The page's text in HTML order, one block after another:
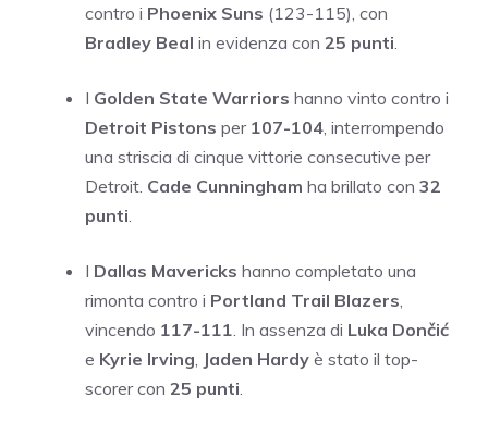
contro i Phoenix Suns (123-115), con
Bradley Beal in evidenza con 25 punti
I Golden State Warriors hanno vinto contro i
Detroit Pistons per 107-104 , interrompendo
una striscia di cinque vittorie consecutive per
Detroit. Cade Cunningham ha brillato con 32
punti
I Dallas Mavericks hanno completato una
rimonta contro i Portland Trail Blazers
vincendo 117-111 . In assenza di Luka Dončić
e Kyrie Irving Jaden Hardy è stato il top-
scorer con 25 punti